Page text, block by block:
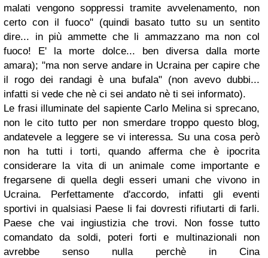
malati vengono soppressi tramite avvelenamento, non
certo con il fuoco" (quindi basato tutto su un sentito
dire... in più ammette che li ammazzano ma non col
fuoco! E' la morte dolce... ben diversa dalla morte
amara); "ma non serve andare in Ucraina per capire che
il rogo dei randagi è una bufala" (non avevo dubbi...
infatti si vede che nè ci sei andato nè ti sei informato).
Le frasi illuminate del sapiente Carlo Melina si sprecano,
non le cito tutto per non smerdare troppo questo blog,
andatevele a leggere se vi interessa. Su una cosa però
non ha tutti i torti, quando afferma che è ipocrita
considerare la vita di un animale come importante e
fregarsene di quella degli esseri umani che vivono in
Ucraina. Perfettamente d'accordo, infatti gli eventi
sportivi in qualsiasi Paese li fai dovresti rifiutarti di farli.
Paese che vai ingiustizia che trovi. Non fosse tutto
comandato da soldi, poteri forti e multinazionali non
avrebbe senso nulla perchè in Cina